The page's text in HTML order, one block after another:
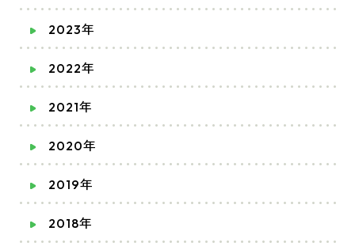
2023年
2022年
2021年
2020年
2019年
2018年